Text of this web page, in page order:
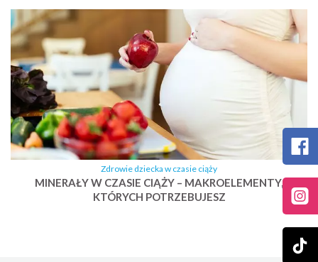
Zdrowie dziecka w czasie ciąży
MINERAŁY W CZASIE CIĄŻY – MAKROELEMENTY,
KTÓRYCH POTRZEBUJESZ